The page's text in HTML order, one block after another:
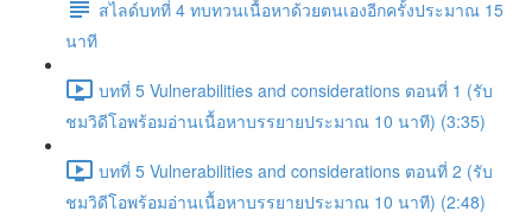
สไลด์บทที่ 4 ทบทวนเนื้อหาด้วยตนเองอีกครั้งประมาณ 15
นาที
บทที่ 5 Vulnerabilities and considerations ตอนที่ 1 (รับ
ชมวิดีโอพร้อมอ่านเนื้อหาบรรยายประมาณ 10 นาที) (3:35)
บทที่ 5 Vulnerabilities and considerations ตอนที่ 2 (รับ
ชมวิดีโอพร้อมอ่านเนื้อหาบรรยายประมาณ 10 นาที) (2:48)